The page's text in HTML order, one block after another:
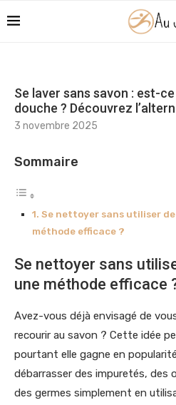
Se laver sans savon : est-ce
douche ? Découvrez
3 novembre 2025
Sommaire
Se nettoyer sans utiliser
méthode efficace ?
Se nettoyer sans
une méthode efficace
Avez-vous déjà envisagé de
recourir au savon ? Cette idée
pourtant elle gagne en
débarrasser des impuretés, des
des germes simplement en